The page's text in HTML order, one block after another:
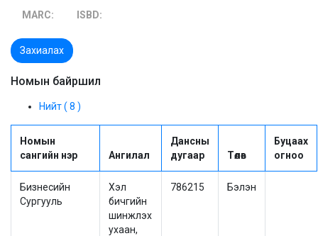
MARC: ISBD:
Захиалах
Номын байршил
Нийт ( 8 )
Номын
сангийн нэр
Ангилал
Дансны
дугаар
Төлөв
Буцаах
огноо
Бизнесийн
Сургууль
Хэл
бичгийн
шинжлэх
ухаан,
786215 Бэлэн